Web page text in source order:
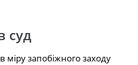
суд
міру запобіжного заходу